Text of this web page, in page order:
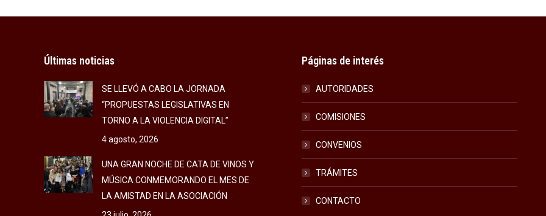
Últimas noticias
SE LLEVÓ A CABO LA JORNADA
“PROPUESTAS LEGISLATIVAS EN
TORNO A LA VIOLENCIA DIGITAL”
4 agosto, 2026
UNA GRAN NOCHE DE CATA DE VINOS Y
MÚSICA CONMEMORANDO EL MES DE
LA AMISTAD EN LA ASOCIACIÓN
Páginas de interés
AUTORIDADES
COMISIONES
CONVENIOS
TRÁMITES
CONTACTO